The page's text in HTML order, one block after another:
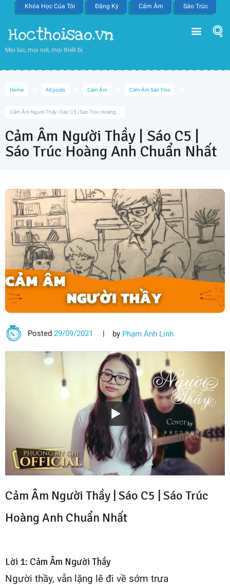
Khóa Học Của Tôi Đăng Ký Cảm Âm Sáo Trúc
Hocthoisao.vn
Mọi lúc, mọi nơi, mọi thiết bị
Home All posts Cảm Âm Cảm Âm Sáo Trúc
Cảm Âm Người Thầy | Sáo C5 | Sáo Trúc Hoàng...
Cảm Âm Người Thầy | Sáo C5 |
Sáo Trúc Hoàng Anh Chuẩn Nhất
Posted29/09/2021 by Phạm Ánh Linh
Cảm Âm Người Thầy | Sáo C5 | Sáo Trúc
Hoàng Anh Chuẩn Nhất
Lời 1: Cảm Âm Người Thầy
Người thầy, vẫn lặng lẽ đi về sớm trưa